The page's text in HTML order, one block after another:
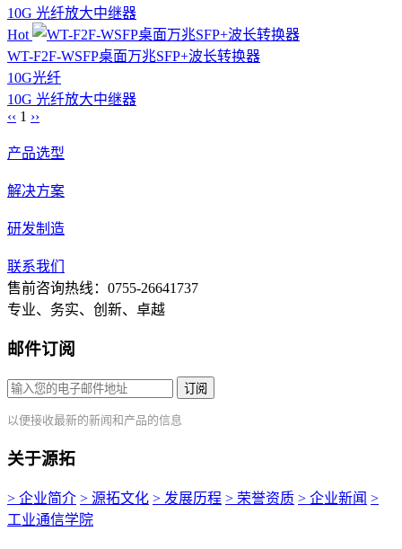
10G 光纤放大中继器
Hot
WT-F2F-WSFP桌面万兆SFP+波长转换器
10G光纤
10G 光纤放大中继器
‹‹ 1 ››
产品选型
解决方案
研发制造
联系我们
售前咨询热线：0755-26641737
专业、务实、创新、卓越
邮件订阅
订阅
以便接收最新的新闻和产品的信息
关于源拓
> 企业简介 > 源拓文化 > 发展历程 > 荣誉资质 > 企业新闻 >
工业通信学院